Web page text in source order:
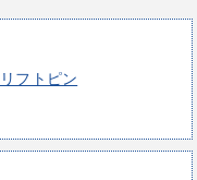
リフトピン